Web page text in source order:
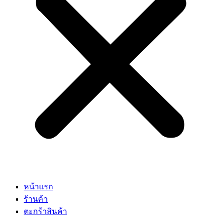
หน้าแรก
ร้านค้า
ตะกร้าสินค้า